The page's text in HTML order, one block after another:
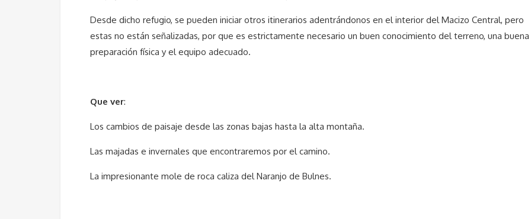
Desde dicho refugio, se pueden iniciar otros itinerarios adentrándonos en el interior del Macizo Central, pero
estas no están señalizadas, por que es estrictamente necesario un buen conocimiento del terreno, una buena
preparación física y el equipo adecuado.
Que ver:
Los cambios de paisaje desde las zonas bajas hasta la alta montaña.
Las majadas e invernales que encontraremos por el camino.
La impresionante mole de roca caliza del Naranjo de Bulnes.